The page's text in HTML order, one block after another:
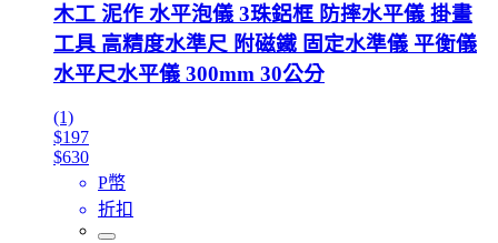
木工 泥作 水平泡儀 3珠鋁框 防摔水平儀 掛畫
工具 高精度水準尺 附磁鐵 固定水準儀 平衡儀
水平尺水平儀 300mm 30公分
(1)
$197
$630
P幣
折扣